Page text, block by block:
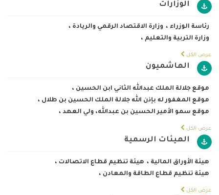
الوزارات
رئاسة الوزراء ، وزارة الاقتصاد الرقمي والريادة ،
وزارة التربية والتعليم ،
عرض الكل
الهاشميون
موقع جلالة الملك عبدالله الثاني ابن الحسين ،
موقع المغفور له بإذن الله جلالة الملك الحسين بن طلال ،
موقع سمو الأمير الحسين بن عبدالله، ولي العهد ،
عرض الكل
الهيئات الرسمية
هيئة الأوراق المالية ، هيئة تنظيم قطاع الاتصالات ،
هيئة تنظيم قطاع الطاقة والمعادن ،
عرض الكل